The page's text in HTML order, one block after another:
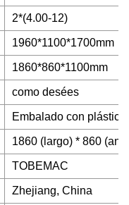
2*(4.00-12)
1960*1100*1700mm
1860*860*1100mm
como desées
Embalado con
1860 (largo) * 860
TOBEMAC
Zhejiang, China